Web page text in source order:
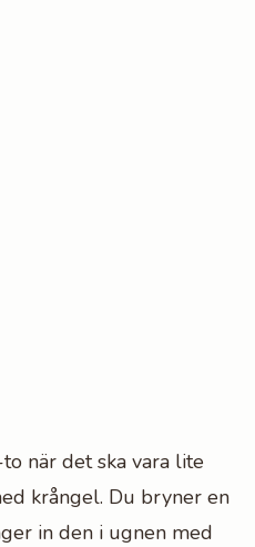
när det ska vara lite
krångel. Du bryner en
in den i ugnen med